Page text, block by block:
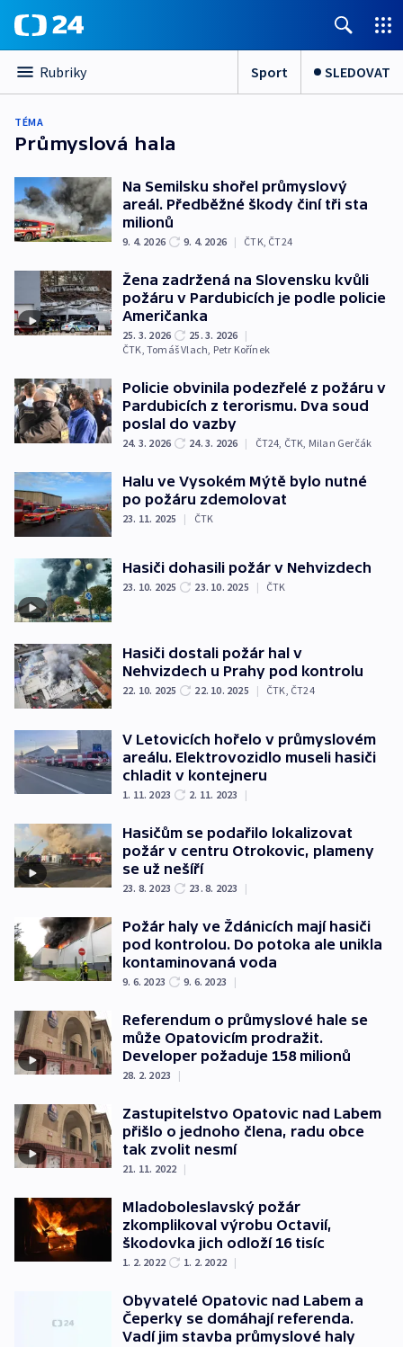
Rubriky Sport SLEDOVAT
TÉMA
Průmyslová hala
Na Semilsku shořel průmyslový
areál. Předběžné škody činí tři sta
milionů
9. 4. 2026 9. 4. 2026 | ČTK, ČT24
Žena zadržená na Slovensku kvůli
požáru v Pardubicích je podle policie
Američanka
25. 3. 2026 25. 3. 2026 |
ČTK,Tomáš Vlach, Petr Kořínek
Policie obvinila podezřelé z požáru v
Pardubicích z terorismu. Dva soud
poslal do vazby
24. 3. 2026 24. 3. 2026 | ČT24, ČTK, Milan Gerčák
Halu ve Vysokém Mýtě bylo nutné
po požáru zdemolovat
23. 11. 2025 | ČTK
Hasiči dohasili požár v Nehvizdech
23. 10. 2025 23. 10. 2025 | ČTK
Hasiči dostali požár hal v
Nehvizdech u Prahy pod kontrolu
22. 10. 2025 22. 10. 2025 | ČTK, ČT24
V Letovicích hořelo v průmyslovém
areálu. Elektrovozidlo museli hasiči
chladit v kontejneru
1. 11. 2023 2. 11. 2023 |
Hasičům se podařilo lokalizovat
požár v centru Otrokovic, plameny
se už nešíří
23. 8. 2023 23. 8. 2023 |
Požár haly ve Ždánicích mají hasiči
pod kontrolou. Do potoka ale unikla
kontaminovaná voda
9. 6. 2023 9. 6. 2023 |
Referendum o průmyslové hale se
může Opatovicím prodražit.
Developer požaduje 158 milionů
28. 2. 2023 |
Zastupitelstvo Opatovic nad Labem
přišlo o jednoho člena, radu obce
tak zvolit nesmí
21. 11. 2022 |
Mladoboleslavský požár
zkomplikoval výrobu Octavií,
škodovka jich odloží 16 tisíc
1. 2. 2022 1. 2. 2022 |
Obyvatelé Opatovic nad Labem a
Čeperky se domáhají referenda.
Vadí jim stavba průmyslové haly